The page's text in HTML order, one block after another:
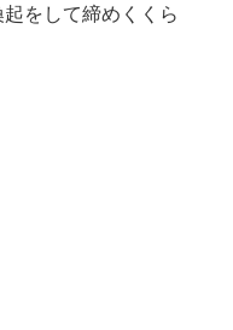
をして締めくくら